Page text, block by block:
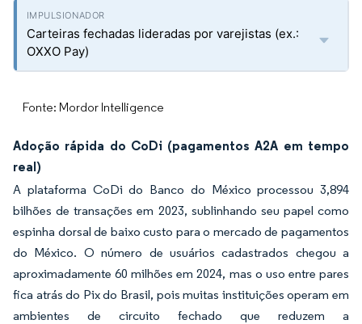
Carteiras fechadas lideradas por varejistas (ex.:
OXXO Pay)
Fonte: Mordor Intelligence
Adoção rápida do CoDi (pagamentos A2A em tempo
real)
A plataforma CoDi do Banco do México processou 3,894
bilhões de transações em 2023, sublinhando seu papel como
espinha dorsal de baixo custo para o mercado de pagamentos
do México. O número de usuários cadastrados chegou a
aproximadamente 60 milhões em 2024, mas o uso entre pares
fica atrás do Pix do Brasil, pois muitas instituições operam em
ambientes de circuito fechado que reduzem a